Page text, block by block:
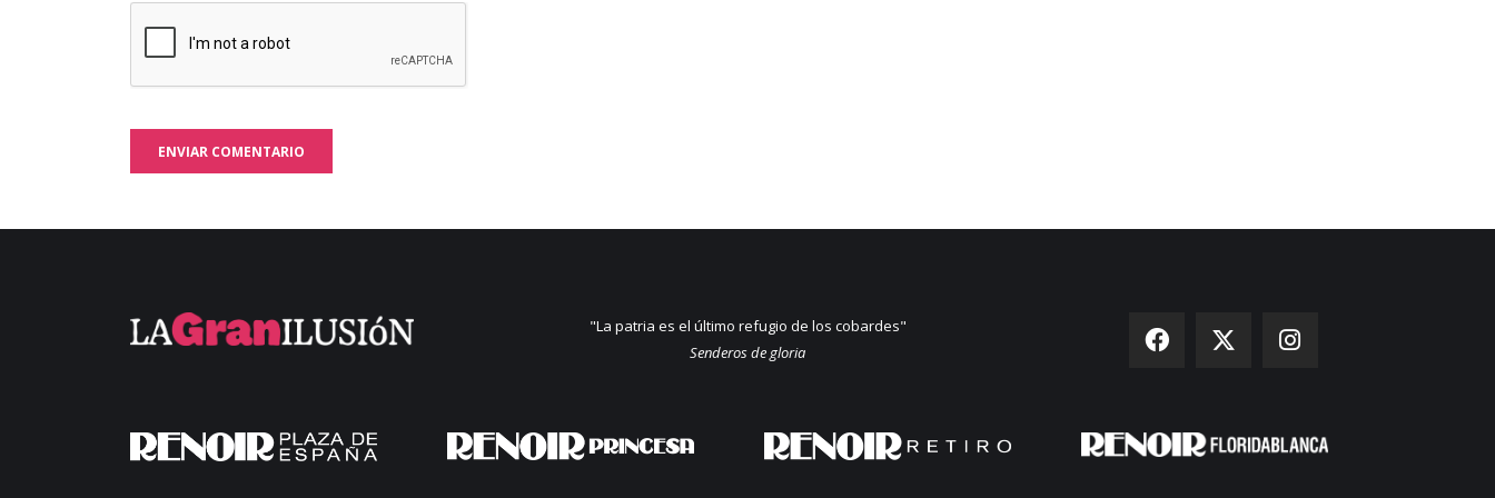
ENVIAR COMENTARIO
"La patria es el último refugio de los cobardes"
Senderos de gloria